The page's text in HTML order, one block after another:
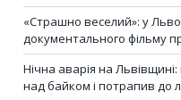
«Страшно веселий»: у
документального фільму
Нічна аварія на
над байком і потрапив до